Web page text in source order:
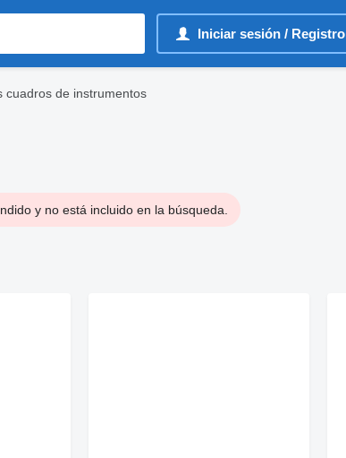
Iniciar sesión / Registro
cuadros de instrumentos
y no está incluido en la búsqueda.